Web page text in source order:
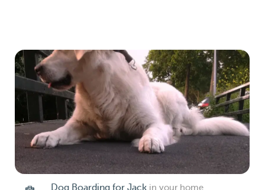
Dog Boarding for Jack in your home